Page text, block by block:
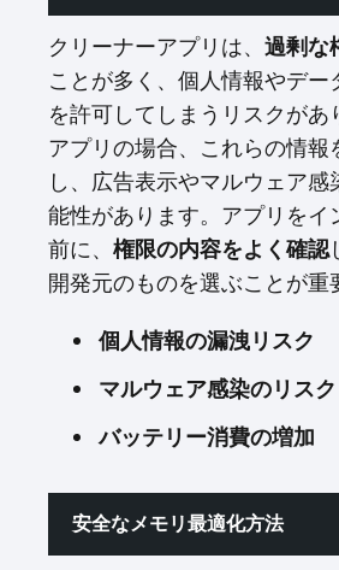
クリーナーアプリは、 過剰な
ことが多く、個人情報やデー
を許可してしまうリスクがあ
アプリの場合、これらの情報
し、広告表示やマルウェア
能性があります。アプリをイ
前に、
権限の内容をよく確認
開発元のものを選ぶことが重
個人情報の漏洩リスク
マルウェア感染のリスク
バッテリー消費の増加
安全なメモリ最適化方法